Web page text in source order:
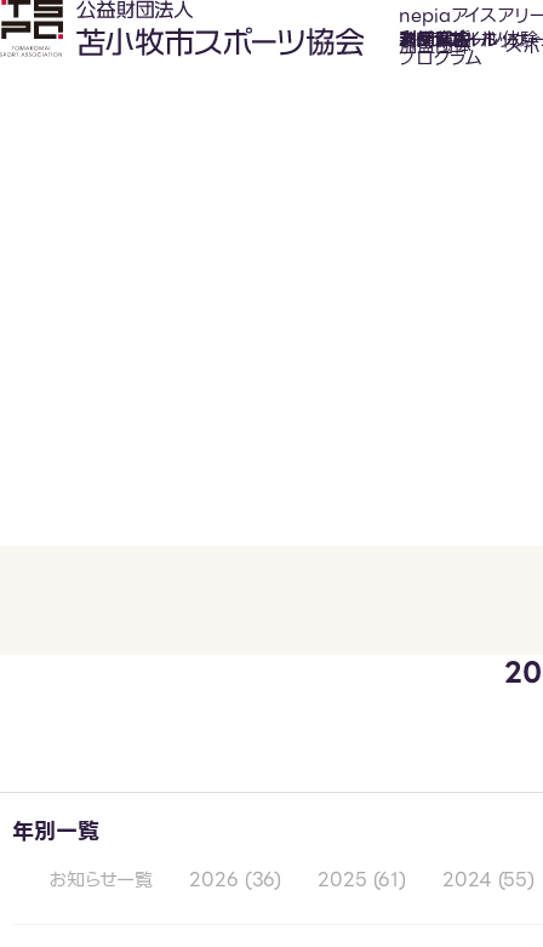
nepiaアイスアリ
氷上スポーツ体験
プログラム
お知らせ
スケジュール
フロアガイド
利用案内
利用料金
カジュアルホッケ
アクセス
加盟団体 ス
年別一覧
お知らせ一覧 2026 (36) 2025 (61) 2024 (55)